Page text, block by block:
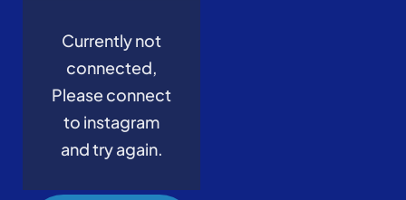
Currently not
connected,
Please connect
to instagram
and try again.